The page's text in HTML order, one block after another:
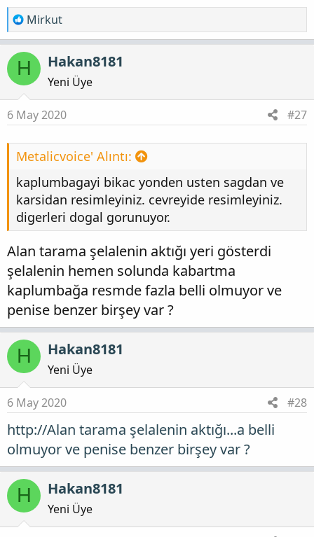
T
e
p
k
i
l
e
r
:
Mirkut
H Hakan8181
Yeni Üye
6 May 2020 #27
Metalicvoice' Alıntı:
kaplumbagayi bikac yonden usten sagdan ve
karsidan resimleyiniz. cevreyide resimleyiniz.
digerleri dogal gorunuyor.
Alan tarama şelalenin aktığı yeri gösterdi
şelalenin hemen solunda kabartma
kaplumbağa resmde fazla belli olmuyor ve
penise benzer birşey var ?
H Hakan8181
Yeni Üye
6 May 2020 #28
http://Alan tarama şelalenin aktığı...a belli
olmuyor ve penise benzer birşey var ?
H Hakan8181
Yeni Üye